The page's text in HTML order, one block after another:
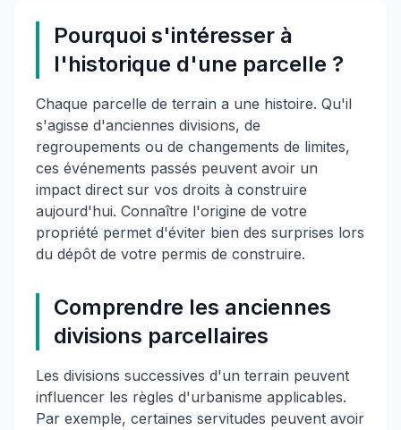
Pourquoi s'intéresser à
l'historique d'une parcelle ?
Chaque parcelle de terrain a une histoire. Qu'il
s'agisse d'anciennes divisions, de
regroupements ou de changements de limites,
ces événements passés peuvent avoir un
impact direct sur vos droits à construire
aujourd'hui. Connaître l'origine de votre
propriété permet d'éviter bien des surprises lors
du dépôt de votre permis de construire.
Comprendre les anciennes
divisions parcellaires
Les divisions successives d'un terrain peuvent
influencer les règles d'urbanisme applicables.
Par exemple, certaines servitudes peuvent avoir